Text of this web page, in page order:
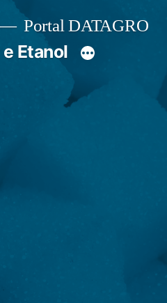
Portal DATAGRO
Etanol